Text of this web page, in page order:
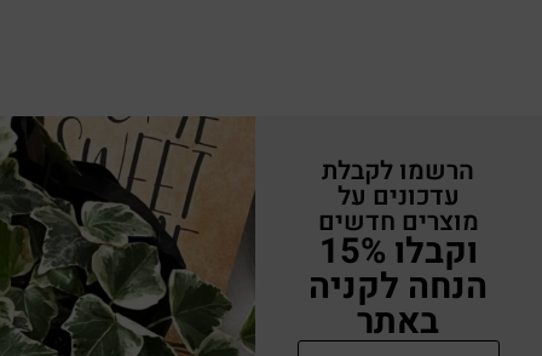
הרשמו לקבלת
עדכונים על
מוצרים חדשים
וקבלו 15%
הנחה לקניה
באתר